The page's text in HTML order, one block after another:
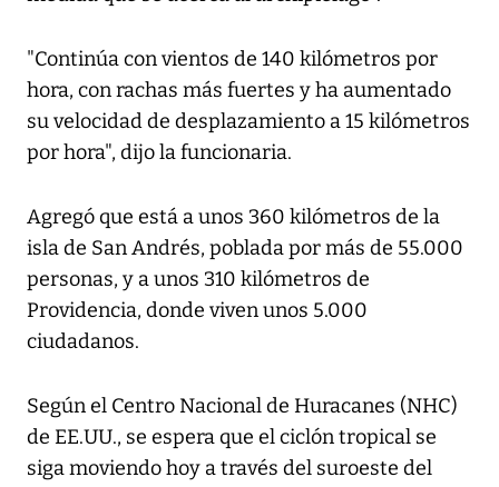
"Continúa con vientos de 140 kilómetros por
hora, con rachas más fuertes y ha aumentado
su velocidad de desplazamiento a 15 kilómetros
por hora", dijo la funcionaria.
Agregó que está a unos 360 kilómetros de la
isla de San Andrés, poblada por más de 55.000
personas, y a unos 310 kilómetros de
Providencia, donde viven unos 5.000
ciudadanos.
Según el Centro Nacional de Huracanes (NHC)
de EE.UU., se espera que el ciclón tropical se
siga moviendo hoy a través del suroeste del